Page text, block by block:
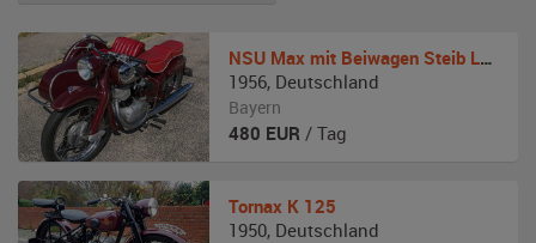
NSU Max mit Beiwagen Steib LS200
1956, Deutschland
Bayern
480 EUR / Tag
Tornax K 125
1950, Deutschland